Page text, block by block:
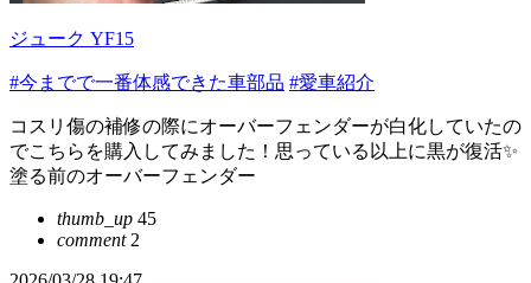
ジューク YF15
#今までで一番体感できた車部品 #愛車紹介
コスリ傷の補修の際にオーバーフェンダーが白化していたの
でこちらを購入してみました！思っている以上に黒が復活✨
塗る前のオーバーフェンダー
thumb_up 45
comment2